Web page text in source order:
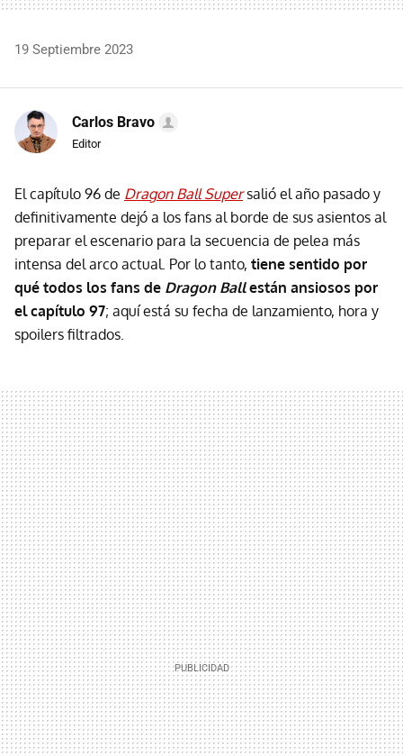
19 Septiembre 2023
Carlos Bravo
Editor
El capítulo 96 de Dragon Ball Supersalió el año pasado y
definitivamente dejó a los fans al borde de sus asientos al
preparar el escenario para la secuencia de pelea más
intensa del arco actual. Por lo tanto, tiene sentido por
qué todos los fans de Dragon Ballestán ansiosos por
el capítulo 97; aquí está su fecha de lanzamiento, hora y
spoilers filtrados.